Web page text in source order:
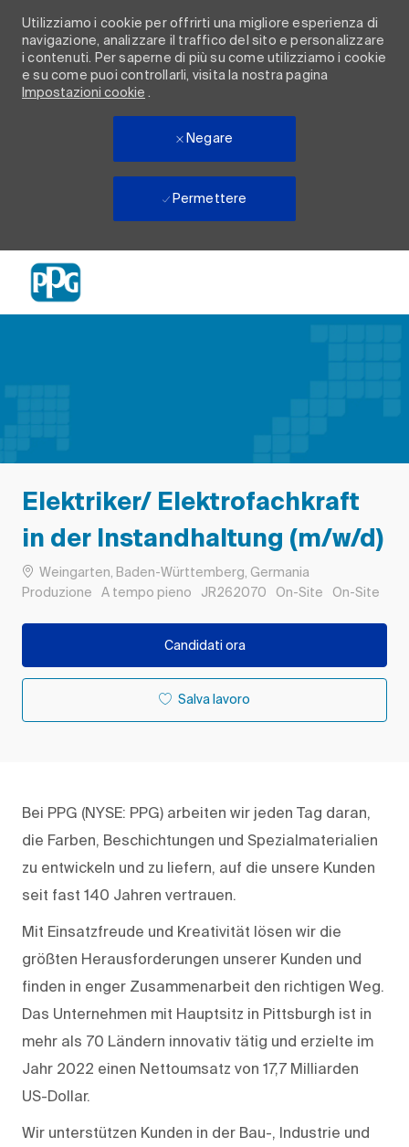
Utilizziamo i cookie per offrirti una migliore esperienza di
navigazione, analizzare il traffico del sito e personalizzare
i contenuti. Per saperne di più su come utilizziamo i cookie
e su come puoi controllarli, visita la nostra pagina
Impostazioni cookie .
Negare
Permettere
Elektriker/ Elektrofachkraft
in der Instandhaltung (m/w/d)
Ubicazione
Weingarten, Baden-Württemberg, Germania
Categoria
Produzione Tipo di lavoro
A tempo pieno ID processo
JR262070 On-Site Remote
On-Site
Candidati ora
Salva lavoro
Bei PPG (NYSE: PPG) arbeiten wir jeden Tag daran,
die Farben, Beschichtungen und Spezialmaterialien
zu entwickeln und zu liefern, auf die unsere Kunden
seit fast 140 Jahren vertrauen.
Mit Einsatzfreude und Kreativität lösen wir die
größten Herausforderungen unserer Kunden und
finden in enger Zusammenarbeit den richtigen Weg.
Das Unternehmen mit Hauptsitz in Pittsburgh ist in
mehr als 70 Ländern innovativ tätig und erzielte im
Jahr 2022 einen Nettoumsatz von 17,7 Milliarden
US-Dollar.
Wir unterstützen Kunden in der Bau-, Industrie und